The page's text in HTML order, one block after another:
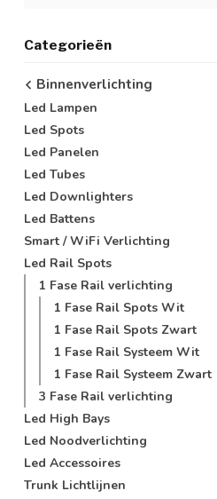
Categorieën
Binnenverlichting
Led Lampen
Led Spots
Led Panelen
Led Tubes
Led Downlighters
Led Battens
Smart / WiFi Verlichting
Led Rail Spots
1 Fase Rail verlichting
1 Fase Rail Spots Wit
1 Fase Rail Spots Zwart
1 Fase Rail Systeem Wit
1 Fase Rail Systeem Zwart
3 Fase Rail verlichting
Led High Bays
Led Noodverlichting
Led Accessoires
Trunk Lichtlijnen